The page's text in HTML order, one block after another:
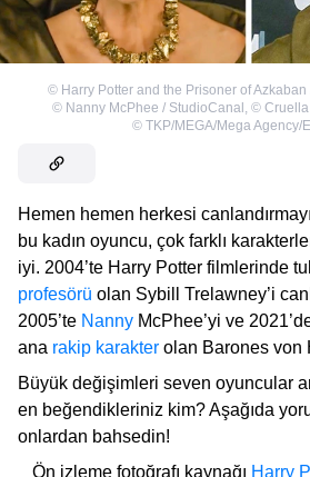
© Harry Potter and the Prisoner of
© Nanny McPhee / StudioCanal , ©
© TKP/MEGA/Mega Agency/
Hemen hemen herkesi
bu kadın oyuncu, çok farklı
iyi. 2004’te Harry Potter filmlerinde
profesörü olan Sybill Trelawney’i
2005’te Nanny McPhee’yi ve
ana rakip karakter olan Barones von
Büyük değişimleri seven oyuncular
en beğendikleriniz kim? Aşağıda
onlardan bahsedin!
Ön izleme fotoğrafı kaynağı Harry